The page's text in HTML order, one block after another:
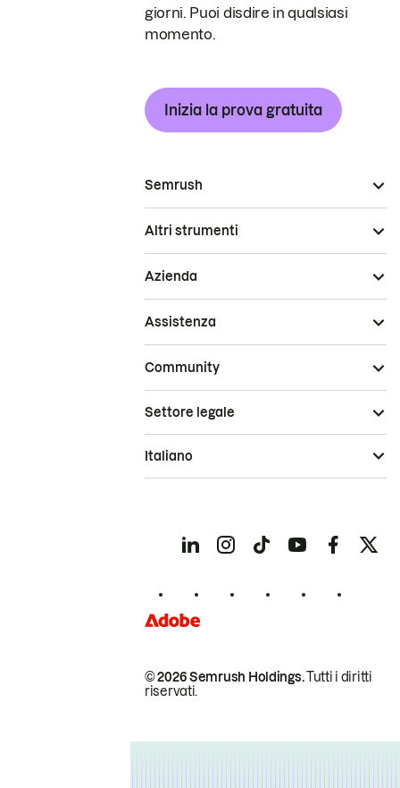
giorni. Puoi disdire in qualsiasi
momento.
Inizia la prova gratuita
Semrush
Altri strumenti
Azienda
Assistenza
Community
© 2026 Semrush Holdings.Tutti i diritti
riservati.
Settore legale
Italiano